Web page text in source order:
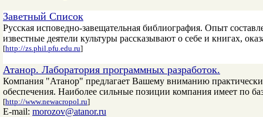
Заветный Список
Русская исповедно-завещательная библиография. Опыт
известные деятели культуры рассказывают о себе и книгах,
[http://zs.phil.pfu.edu.ru]
Атанор. Лаборатория программных разработок.
Компания "Атанор" предлагает Вашему вниманию
обеспечения. Наиболее сильные позиции компания имеет по
[http://www.newacropol.ru]
E-mail: morozov@atanor.ru